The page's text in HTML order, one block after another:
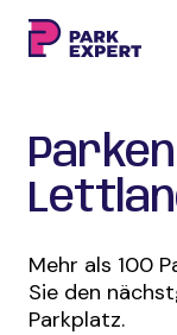
Mehr als 100
Sie den
Parkplatz.